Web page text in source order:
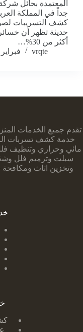
المعتمدة بحائل
جداً في المملكة
كشف التسريبات لصون
حديثة تظهر أن
أكثر من 30%…
vrqte
فبراير 23, 2025
تقدم جميع الخدمات
خدمة كشف تسربات
مائي وحراري وتنظيف
سبلت وترميم فلل
وتخزين اثاث